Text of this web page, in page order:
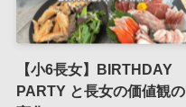
【小6長女】BIRTHDAY
PARTY と長女の価値観の